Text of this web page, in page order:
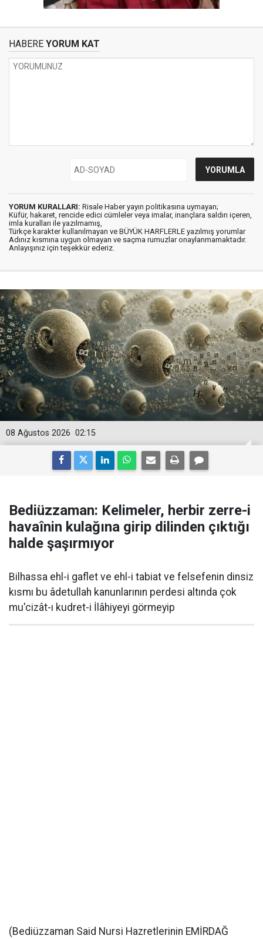
HABERE YORUM KAT
YORUM KURALLARI: Risale Haber yayın politikasına uymayan;
Küfür, hakaret, rencide edici cümleler veya imalar, inançlara saldırı içeren,
imla kuralları ile yazılmamış,
Türkçe karakter kullanılmayan ve BÜYÜK HARFLERLE yazılmış yorumlar
Adınız kısmına uygun olmayan ve saçma rumuzlar onaylanmamaktadır.
Anlayışınız için teşekkür ederiz.
02:15
08 Ağustos 2026
Bediüzzaman: Kelimeler, herbir zerre-i
havaînin kulağına girip dilinden çıktığı
halde şaşırmıyor
Bilhassa ehl-i gaflet ve ehl-i tabiat ve felsefenin dinsiz
kısmı bu âdetullah kanunlarının perdesi altında çok
mu'cizât-ı kudret-i İlâhiyeyi görmeyip
(Bediüzzaman Said Nursi Hazretlerinin EMİRDAĞ